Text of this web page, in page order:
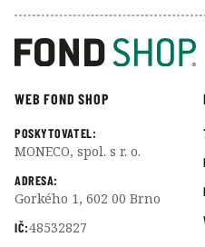
WEB FOND SHOP
POSKYTOVATEL:
MONECO, spol. s r. o.
ADRESA:
Gorkého 1, 602 00 Brno
IČ:48532827